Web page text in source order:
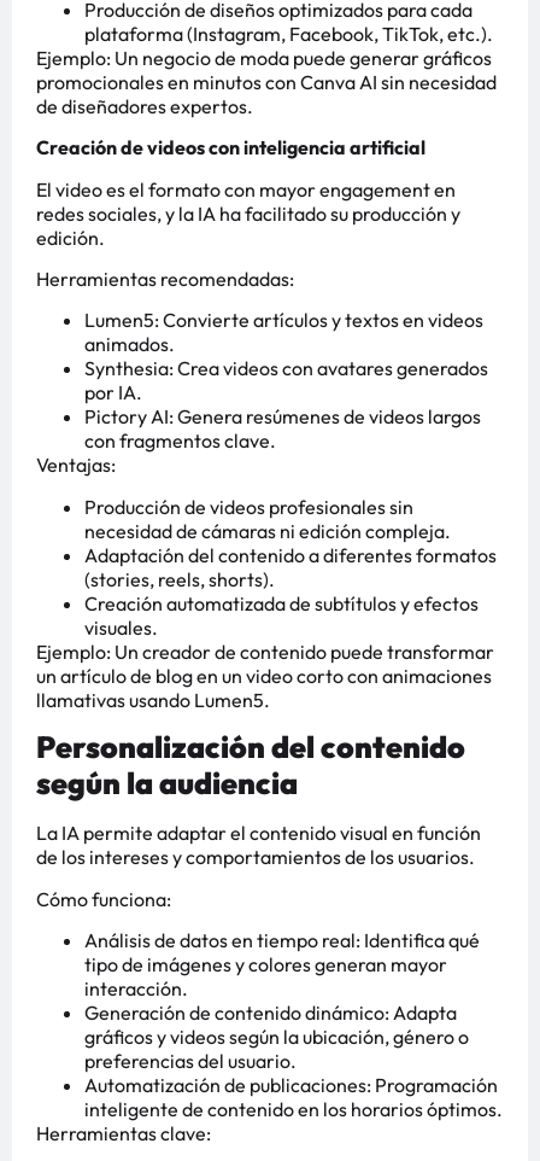
Producción de diseños optimizados para cada
plataforma (Instagram, Facebook, TikTok, etc.).
Ejemplo: Un negocio de moda puede generar gráficos
promocionales en minutos con Canva AI sin necesidad
de diseñadores expertos.
Creación de videos con inteligencia artificial
El video es el formato con mayor engagement en
redes sociales, y la IA ha facilitado su producción y
edición.
Herramientas recomendadas:
Lumen5: Convierte artículos y textos en videos
animados.
Synthesia: Crea videos con avatares generados
por IA.
Pictory AI: Genera resúmenes de videos largos
con fragmentos clave.
Ventajas:
Producción de videos profesionales sin
necesidad de cámaras ni edición compleja.
Adaptación del contenido a diferentes formatos
(stories, reels, shorts).
Creación automatizada de subtítulos y efectos
visuales.
Ejemplo: Un creador de contenido puede transformar
un artículo de blog en un video corto con animaciones
llamativas usando Lumen5.
Personalización del contenido
según la audiencia
La IA permite adaptar el contenido visual en función
de los intereses y comportamientos de los usuarios.
Cómo funciona:
Análisis de datos en tiempo real: Identifica qué
tipo de imágenes y colores generan mayor
interacción.
Generación de contenido dinámico: Adapta
gráficos y videos según la ubicación, género o
preferencias del usuario.
Automatización de publicaciones: Programación
inteligente de contenido en los horarios óptimos.
Herramientas clave: